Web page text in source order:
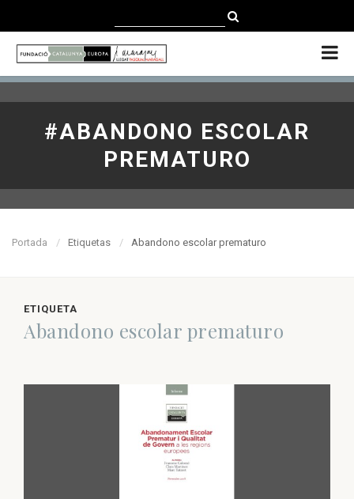
ENGLISH
#ABANDONO ESCOLAR
PREMATURO
Portada Etiquetas Abandono escolar prematuro
ETIQUETA
Abandono escolar prematuro